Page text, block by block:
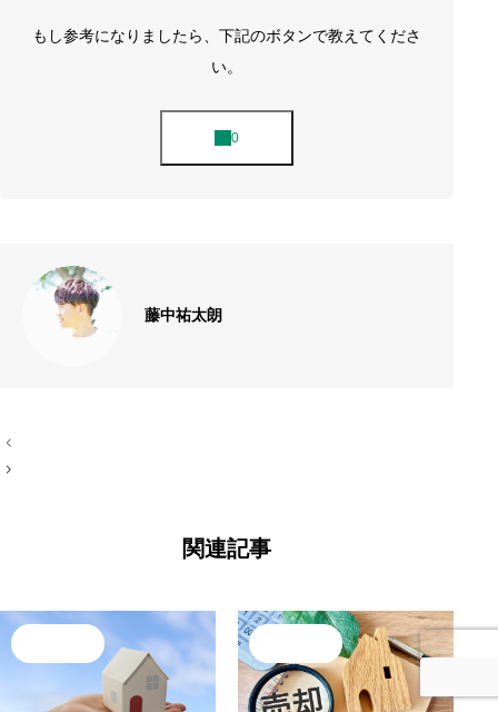
もし参考になりましたら、下記のボタンで教えてくださ
い。
藤中祐太朗
投
稿
ョ
ン
関連記事